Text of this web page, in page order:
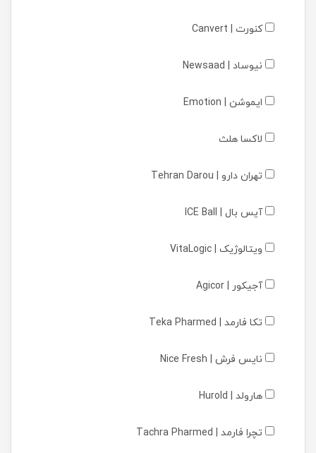
کنورت | Canvert
نیوساد | Newsaad
ایموشن | Emotion
لاکسا هلث
تهران دارو | Tehran Darou
آیس بال | ICE Ball
ویتالوژیک | VitaLogic
آجیکور | Agicor
تکا فارمد | Teka Pharmed
نایس فرش | Nice Fresh
هارولد | Hurold
تچرا فارمد | Tachra Pharmed